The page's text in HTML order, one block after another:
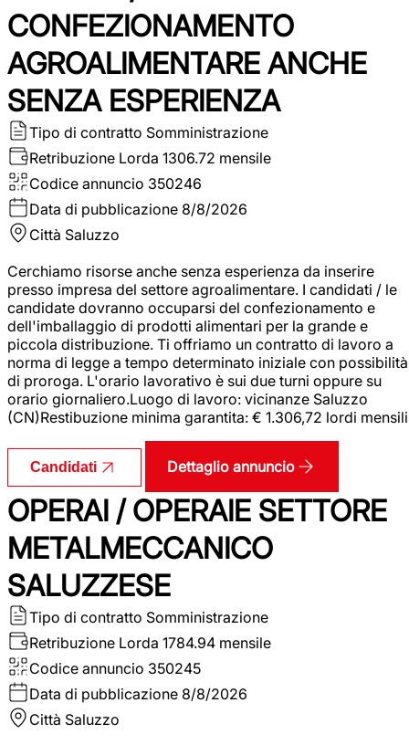
CONFEZIONAMENTO
AGROALIMENTARE ANCHE
SENZA ESPERIENZA
Tipo di contratto Somministrazione
Retribuzione Lorda 1306.72 mensile
Codice annuncio 350246
Data di pubblicazione 8/8/2026
Città Saluzzo
Cerchiamo risorse anche senza esperienza da inserire
presso impresa del settore agroalimentare. I candidati / le
candidate dovranno occuparsi del confezionamento e
dell'imballaggio di prodotti alimentari per la grande e
piccola distribuzione. Ti offriamo un contratto di lavoro a
norma di legge a tempo determinato iniziale con possibilità
di proroga. L'orario lavorativo è sui due turni oppure su
orario giornaliero.Luogo di lavoro: vicinanze Saluzzo
(CN)Restibuzione minima garantita: € 1.306,72 lordi mensili
Candidati Dettaglio annuncio
OPERAI / OPERAIE SETTORE
METALMECCANICO
SALUZZESE
Tipo di contratto Somministrazione
Retribuzione Lorda 1784.94 mensile
Codice annuncio 350245
Data di pubblicazione 8/8/2026
Città Saluzzo